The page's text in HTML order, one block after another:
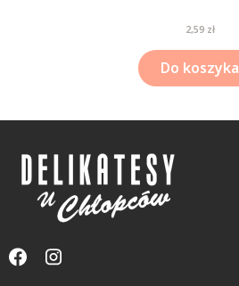
Cena
2,59 zł
Do koszyka